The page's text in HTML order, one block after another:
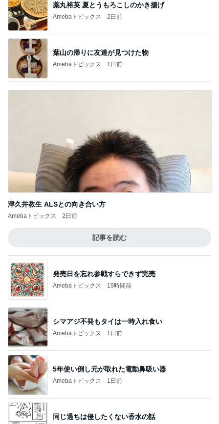
薬丸裕英 夏とうもろこしのかき揚げ
Amebaトピックス 2日前
葉山の帰りに友達が見つけた物
Amebaトピックス 1日前
津久井教生 ALSとの向き合い方
Amebaトピックス 2日前
記事を読む
発売日を忘れ参戦すらできず完売
Amebaトピックス 19時間前
シマアジ不発もタイは一時入れ食い
Amebaトピックス 1日前
5年使い倒し元が取れた電動鼻吸い器
Amebaトピックス 1日前
同じ過ちは侵したくない香水の話